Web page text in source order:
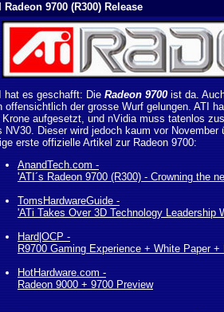
Radeon 9700 (R300) Release
hat es geschafft: DieRadeon 9700ist da.
offensichtlich der grosse Wurf gelungen. ATI
Krone aufgesetzt, und nVidia muss tatenlos
NV30. Dieser wird jedoch kaum vor November
erste offizielle Artikel zur Radeon 9700:
AnandTech.com -
'ATI´s Radeon 9700 (R300) - Crowning the
TomsHardwareGuide -
'ATi Takes Over 3D Technology Leadership
Hard|OCP -
R9700 Gaming Experience + White Paper +
HotHardware.com -
Radeon 9000 + 9700 Preview